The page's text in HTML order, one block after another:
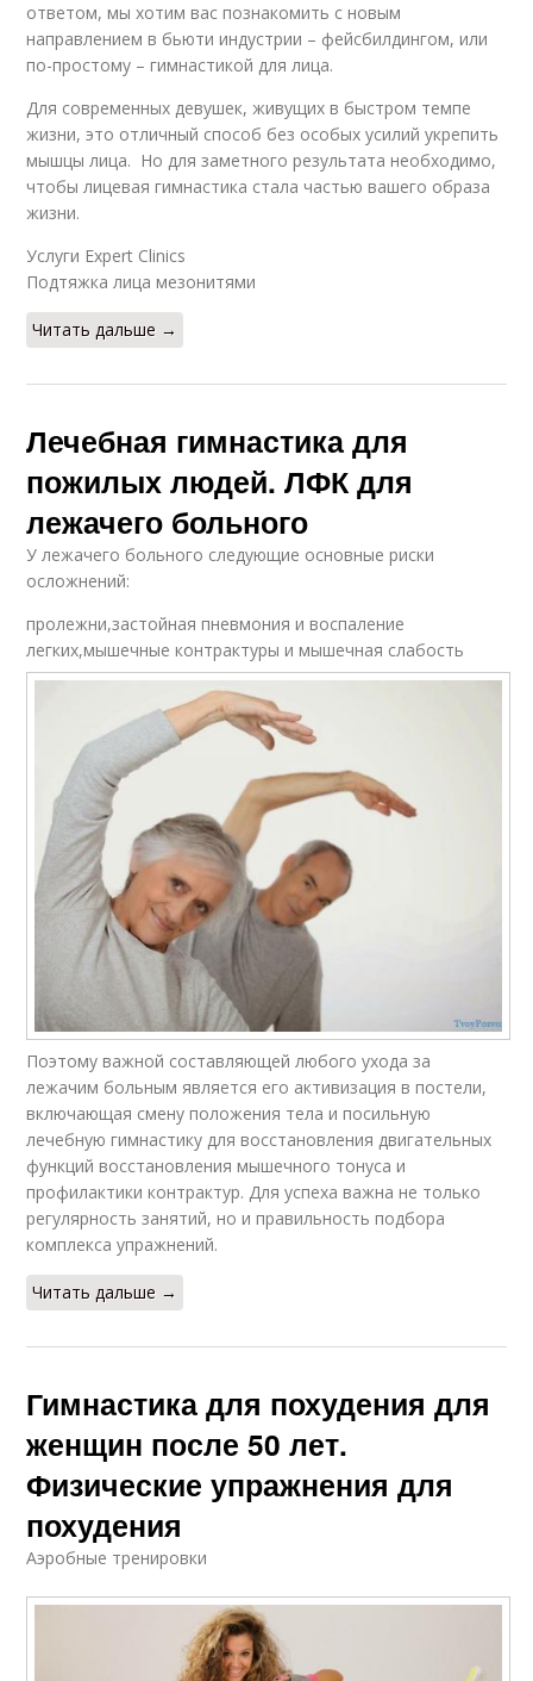
ответом, мы хотим вас познакомить с новым
направлением в бьюти индустрии – фейсбилдингом, или
по-простому – гимнастикой для лица.
Для современных девушек, живущих в быстром темпе
жизни, это отличный способ без особых усилий укрепить
мышцы лица. Но для заметного результата необходимо,
чтобы лицевая гимнастика стала частью вашего образа
жизни.
Услуги Expert Clinics
Подтяжка лица мезонитями
Читать дальше →
Лечебная гимнастика для
пожилых людей. ЛФК для
лежачего больного
У лежачего больного следующие основные риски
осложнений:
пролежни,застойная пневмония и воспаление
легких,мышечные контрактуры и мышечная слабость
Поэтому важной составляющей любого ухода за
лежачим больным является его активизация в постели,
включающая смену положения тела и посильную
лечебную гимнастику для восстановления двигательных
функций восстановления мышечного тонуса и
профилактики контрактур. Для успеха важна не только
регулярность занятий, но и правильность подбора
комплекса упражнений.
Читать дальше →
Гимнастика для похудения для
женщин после 50 лет.
Физические упражнения для
похудения
Аэробные тренировки